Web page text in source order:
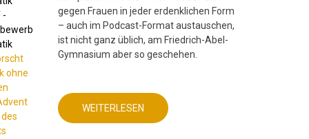
-
ohne
gegen Frauen in jeder erdenklichen Form
– auch im Podcast-Format austauschen,
ist nicht ganz üblich, am Friedrich-Abel-
Gymnasium aber so geschehen.
WEITERLESEN ÜBER
DEUTSCHUNTERRICHT